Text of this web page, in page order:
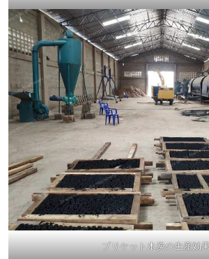
ブリケット木炭の生産効